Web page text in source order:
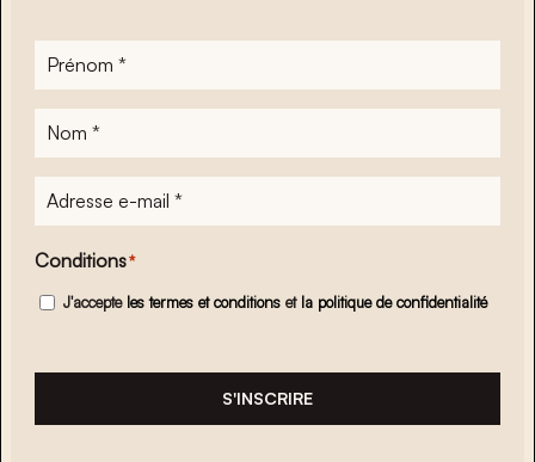
Prénom
Nom
Adresse
e-
mail*
Conditions*
J'accepte les termes et conditions et la politique de confidentialité
S'INSCRIRE